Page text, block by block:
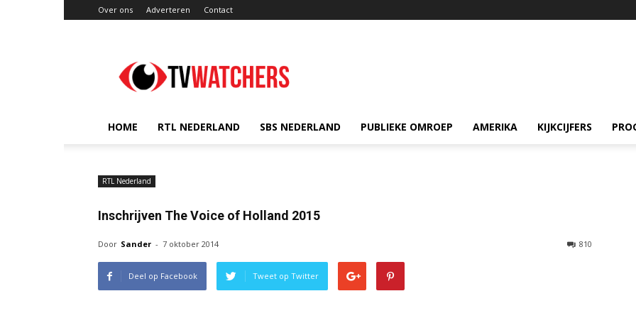
Over ons Adverteren Contact
HOME RTL NEDERLAND SBS NEDERLAND PUBLIEKE OMROEP AMERIKA KIJKCIJFERS
RTL Nederland
Inschrijven The Voice of Holland 2015
Door Sander - 7 oktober 2014 810
Deel op Facebook Tweet op Twitter